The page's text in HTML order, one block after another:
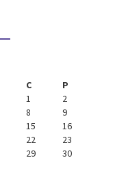
C
P
1
2
8
9
15
16
22
23
29
30